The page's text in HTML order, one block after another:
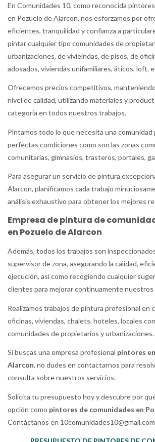
En Comunidades 10, como reconocida
en Pozuelo de Alarcon, nos esforzamos por
eficientes, tranquilidad y confianza a
pintar cualquier tipo comunidades de
urbanizaciones, de vivieindas, de pisos, de
adosados, viviendas unifamiliares, áticos, loft,
Ofrecemos precios competitivos,
nivel de calidad, utilizando materiales y
categoría en todos nuestros trabajos.
Pintamos todo lo que necesita una comunidad
perfectas condiciones como son las zonas
comunitarias, gimnasios, trasteros, portales,
Para asegurar un servicio de pintura
Alarcon, planificamos cada trabajo
análisis exhaustivo para obtener los mejores
Empresa de pintura de
en Pozuelo de Alarcon
Además, todos los trabajos son
supervisor de zona, asegurando la calidad,
ejecución, así como recogiendo cualquier
clientes para mejorar continuamente nuestros
Realizamos trabajos de pintura profesional en
oficinas, viviendas, chalets, hoteles, locales
comunidades de propietarios y urbanizaciones.
Si buscas una empresa profesional pintores
Alarcon, no dudes en contactarnos para
consulta sobre nuestros servicios.
Solicita tu presupuesto hoy y descubre por
opción como pintores de comunidades en
Contáctanos en 10comunidades10@gmail.com